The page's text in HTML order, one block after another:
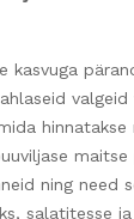
kasvuga
hinnatakse
ning need
salatitesse